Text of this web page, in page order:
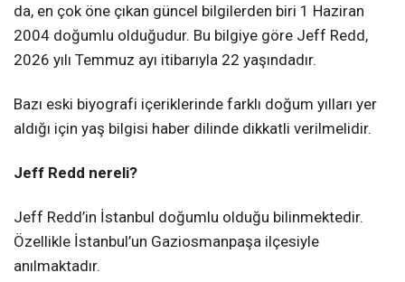
da, en çok öne çıkan güncel bilgilerden biri 1 Haziran
2004 doğumlu olduğudur. Bu bilgiye göre Jeff Redd,
2026 yılı Temmuz ayı itibarıyla 22 yaşındadır.
Bazı eski biyografi içeriklerinde farklı doğum yılları yer
aldığı için yaş bilgisi haber dilinde dikkatli verilmelidir.
Jeff Redd nereli?
Jeff Redd’in İstanbul doğumlu olduğu bilinmektedir.
Özellikle İstanbul’un Gaziosmanpaşa ilçesiyle
anılmaktadır.